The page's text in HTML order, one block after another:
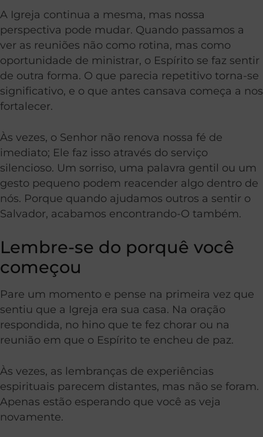
A Igreja continua a mesma, mas nossa
perspectiva pode mudar. Quando passamos a
ver as reuniões não como rotina, mas como
oportunidade de ministrar, o Espírito se faz sentir
de outra forma. O que parecia repetitivo torna-se
significativo, e o que antes cansava começa a nos
fortalecer.
Às vezes, o Senhor não renova nossa fé de
imediato; Ele faz isso através do serviço
silencioso. Um sorriso, uma palavra gentil ou um
gesto pequeno podem reacender algo dentro de
nós. Porque quando ajudamos outros a sentir o
Salvador, acabamos encontrando-O também.
Lembre-se do porquê você
começou
Pare um momento e pense na primeira vez que
sentiu que a Igreja era sua casa. Na oração
respondida, no hino que te fez chorar ou na
reunião em que o Espírito te encheu de paz.
Às vezes, as lembranças de experiências
espirituais parecem distantes, mas não se foram.
Apenas estão esperando que você as veja
novamente.